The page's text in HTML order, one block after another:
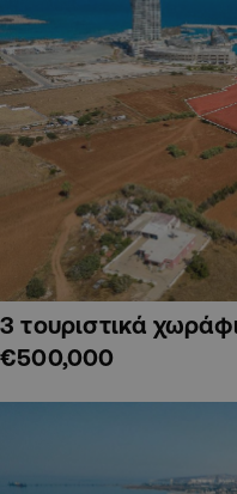
3 τουριστικά
€500,000